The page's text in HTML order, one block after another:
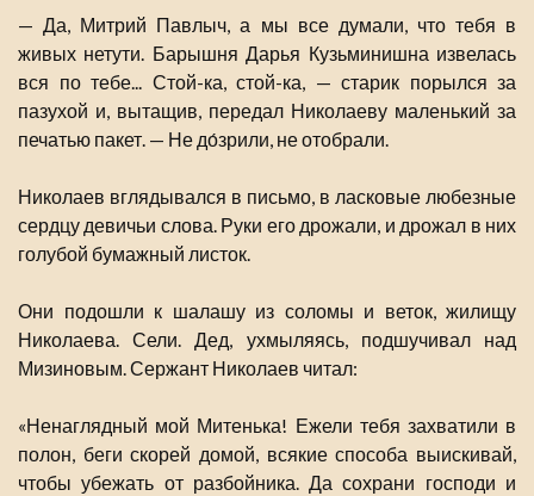
— Да, Митрий Павлыч, а мы все думали, что тебя в
живых нетути. Барышня Дарья Кузьминишна извелась
вся по тебе... Стой-ка, стой-ка, — старик порылся за
пазухой и, вытащив, передал Николаеву маленький за
печатью пакет. — Не до́зрили, не отобрали.
Николаев вглядывался в письмо, в ласковые любезные
сердцу девичьи слова. Руки его дрожали, и дрожал в них
голубой бумажный листок.
Они подошли к шалашу из соломы и веток, жилищу
Николаева. Сели. Дед, ухмыляясь, подшучивал над
Мизиновым. Сержант Николаев читал:
«Ненаглядный мой Митенька! Ежели тебя захватили в
полон, беги скорей домой, всякие способа выискивай,
чтобы убежать от разбойника. Да сохрани господи и